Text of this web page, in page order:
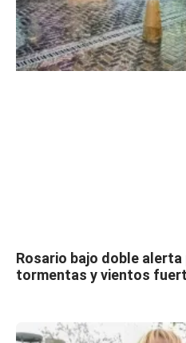
Rosario bajo doble
tormentas y vientos